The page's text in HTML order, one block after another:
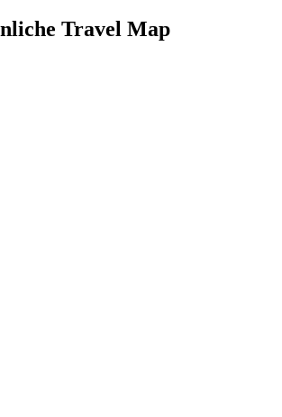
Travel Map